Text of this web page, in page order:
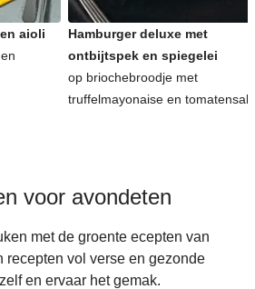
aioli
Hamburger deluxe met
ontbijtspek en spiegelei
op briochebroodje met
truffelmayonaise en
voor avondeten
met de groente ecepten van
recepten vol verse en gezonde
en ervaar het gemak.